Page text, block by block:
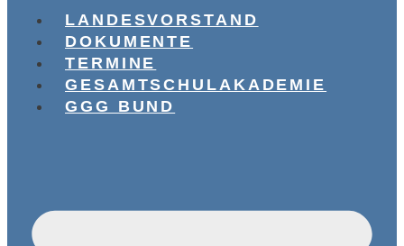
LANDESVORSTAND
DOKUMENTE
TERMINE
GESAMTSCHULAKADEMIE
GGG BUND